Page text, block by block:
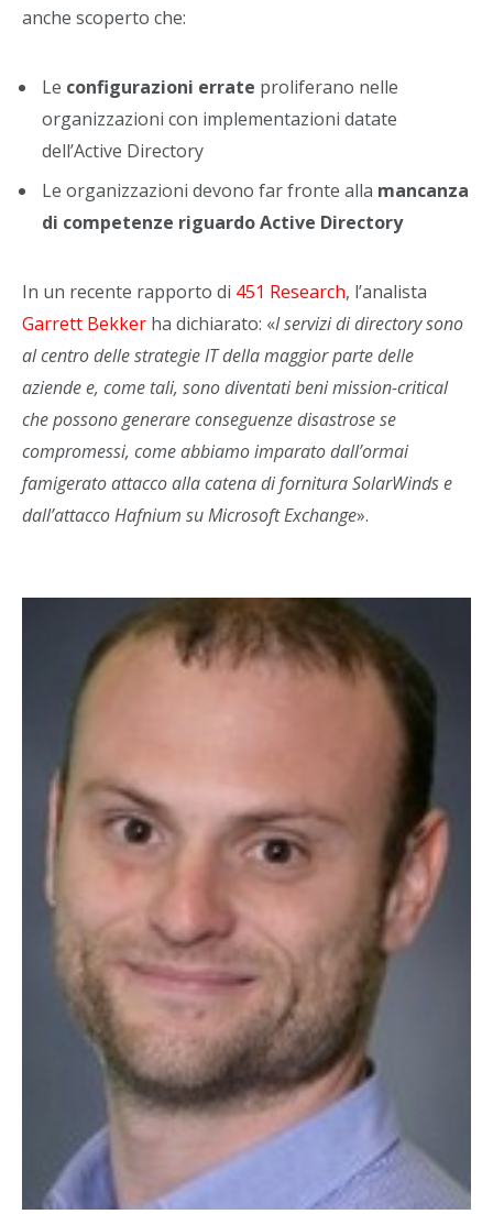
anche scoperto che:
Le configurazioni errate proliferano nelle
organizzazioni con implementazioni datate
dell’Active Directory
Le organizzazioni devono far fronte alla mancanza
di competenze riguardo Active Directory
In un recente rapporto di 451 Research, l’analista
Garrett Bekker ha dichiarato: «I servizi di directory sono
al centro delle strategie IT della maggior parte delle
aziende e, come tali, sono diventati beni mission-critical
che possono generare conseguenze disastrose se
compromessi, come abbiamo imparato dall’ormai
famigerato attacco alla catena di fornitura SolarWinds e
dall’attacco Hafnium su Microsoft Exchange».